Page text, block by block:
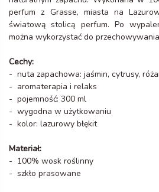
perfum z Grasse, miasta na
światową stolicą perfum. Po
można wykorzystać do
Cechy:
- nuta zapachowa: jaśmin, cytrusy,
- aromaterapia i relaks
- pojemność: 300 ml
- wygodna w użytkowaniu
- kolor: lazurowy błękit
Materiał:
- 100% wosk roślinny
- szkło prasowane